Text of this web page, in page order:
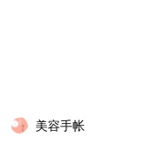
美容手帐